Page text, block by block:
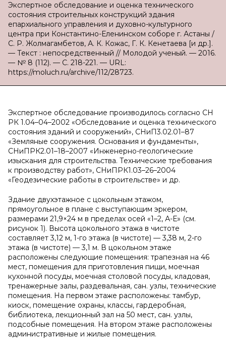
Экспертное обследование и оценка технического
состояния строительных конструкций здания
епархиального управления и духовно-культурного
центра при Константино-Еленинском соборе г. Астаны /
С. Р. Жолмагамбетов, А. К. Кожас, Г. К. Кенетаева [и др.].
— Текст : непосредственный // Молодой ученый. — 2016.
— № 8 (112). — С. 218-221. — URL:
https://moluch.ru/archive/112/28723.
Экспертное обследование производилось согласно СН
РК 1.04–04–2002 «Обследование и оценка технического
состояния зданий и сооружений», СНиП3.02.01–87
«Земляные сооружения. Основания и фундаменты»,
СНиПРК2.01–18–2007 «Инженерно-геологические
изыскания для строительства. Технические требования
к производству работ», СНиПРК1.03–26–2004
«Геодезические работы в строительстве» и др.
Здание двухэтажное с цокольным этажом,
прямоугольное в плане с выступающим эркером,
размерами 21,9×24 м в пределах осей «1–2, А-Е» (см.
рисунок 1). Высота цокольного этажа в чистоте
составляет 3,12 м, 1-го этажа (в чистоте) — 3,38 м, 2-го
этажа (в чистоте) — 3,1 м. В цокольном этаже
расположены следующие помещения: трапезная на 46
мест, помещения для приготовления пищи, моечная
кухонной посуды, моечная столовой посуды, кладовая,
тренажерные залы, раздевальная, сан. узлы, технические
помещения. На первом этаже расположены: тамбур,
киоск, помещение охраны, классы, гардеробная,
библиотека, лекционный зал на 50 мест, сан. узлы,
подсобные помещения. На втором этаже расположены
административные и жилые помещения.